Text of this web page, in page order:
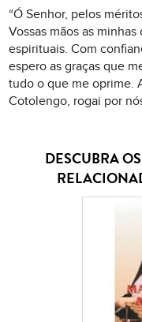
“Ó Senhor, pelos
Vossas mãos as
espirituais. Com
espero as graças que
tudo o que me oprime.
Cotolengo, rogai por
DESCUBRA